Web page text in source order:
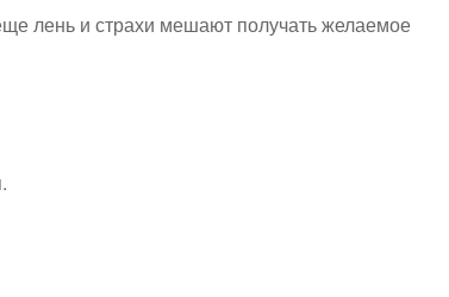
лень и страхи мешают получать желаемое